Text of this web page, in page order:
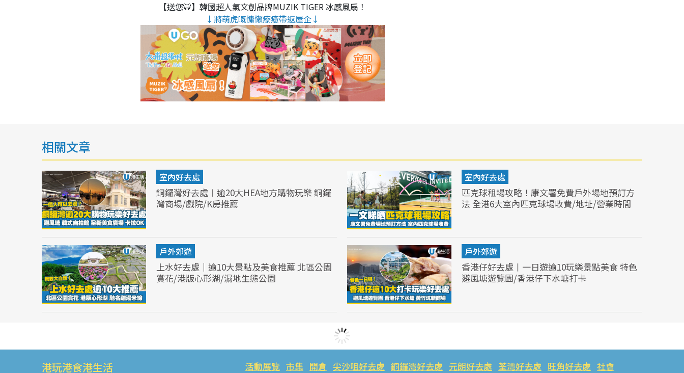
【送您🐯】韓國超人氣文創品牌MUZIK TIGER 冰感風扇！
↓將萌虎嘅慵懶療癒帶返屋企↓
相關文章
室內好去處
銅鑼灣好去處︱逾20大HEA地方購物玩樂 銅鑼
灣商場/戲院/K房推薦
室內好去處
匹克球租場攻略！康文署免費戶外場地預訂方
法 全港6大室內匹克球場收費/地址/營業時間
戶外郊遊
上水好去處｜逾10大景點及美食推薦 北區公園
賞花/港版心形湖/濕地生態公園
戶外郊遊
香港仔好去處丨一日遊逾10玩樂景點美食 特色
避風塘遊覽團/香港仔下水塘打卡
港玩港食港生活 活動展覽 市集 開倉 尖沙咀好去處 銅鑼灣好去處 元朗好去處 荃灣好去處 旺角好去處 社會